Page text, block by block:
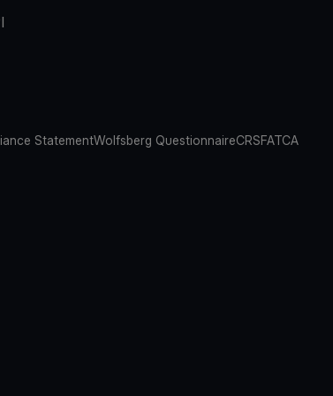
StatementWolfsberg QuestionnaireCRSFATCA